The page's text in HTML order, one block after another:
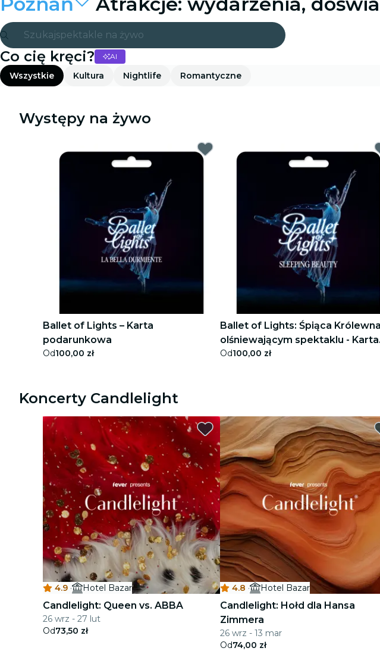
Szukajspektakle na żywo
Madryt
Candlelight
Londyn
wycieczki miejskie
kino
Co cię kręci? AI
Wszystkie Kultura Nightlife Romantyczne
Występy na żywo
Ballet of Lights – Karta
podarunkowa
Od100,00 zł
Ballet of Lights: Śpiąca
olśniewającym spektaklu - Karta
Podarunkowa
Od100,00 zł
Koncerty Candlelight
4.9 · Hotel Bazar
Candlelight: Queen vs. ABBA
26 wrz - 27 lut
Od73,50 zł
4.8 · Hotel Bazar
Candlelight: Hołd dla Hansa
Zimmera
26 wrz - 13 mar
Od74,00 zł